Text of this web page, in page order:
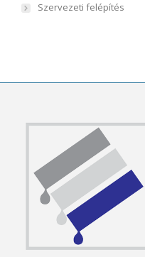
Szervezeti felépítés